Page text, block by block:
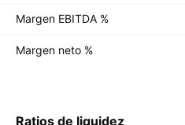
Margen EBITDA %
Margen neto %
Ratios de liquidez